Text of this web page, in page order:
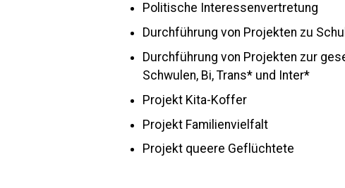
Politische Interessenvertretung
Durchführung von Projekten zu
Durchführung von Projekten zur
Schwulen, Bi, Trans* und Inter*
Projekt Kita-Koffer
Projekt Familienvielfalt
Projekt queere Geflüchtete